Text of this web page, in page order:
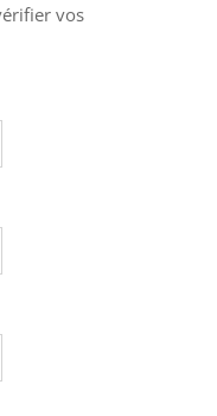
vos